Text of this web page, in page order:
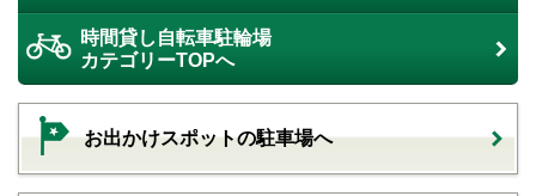
時間貸し自転車駐輪場
カテゴリーTOPへ
お出かけスポットの駐車場へ